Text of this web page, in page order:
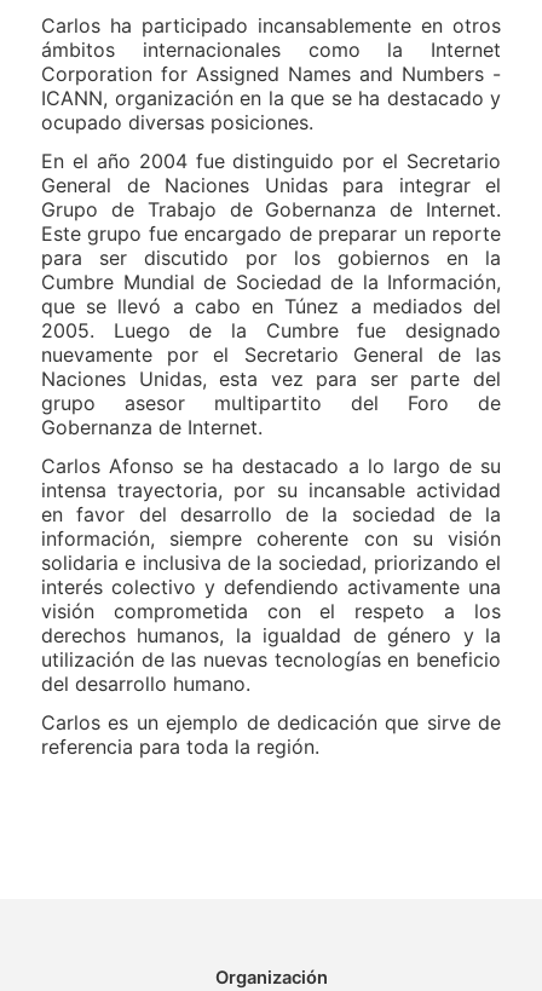
Carlos ha participado incansablemente en otros
ámbitos internacionales como la Internet
Corporation for Assigned Names and Numbers -
ICANN, organización en la que se ha destacado y
ocupado diversas posiciones.
En el año 2004 fue distinguido por el Secretario
General de Naciones Unidas para integrar el
Grupo de Trabajo de Gobernanza de Internet.
Este grupo fue encargado de preparar un reporte
para ser discutido por los gobiernos en la
Cumbre Mundial de Sociedad de la Información,
que se llevó a cabo en Túnez a mediados del
2005. Luego de la Cumbre fue designado
nuevamente por el Secretario General de las
Naciones Unidas, esta vez para ser parte del
grupo asesor multipartito del Foro de
Gobernanza de Internet.
Carlos Afonso se ha destacado a lo largo de su
intensa trayectoria, por su incansable actividad
en favor del desarrollo de la sociedad de la
información, siempre coherente con su visión
solidaria e inclusiva de la sociedad, priorizando el
interés colectivo y defendiendo activamente una
visión comprometida con el respeto a los
derechos humanos, la igualdad de género y la
utilización de las nuevas tecnologías en beneficio
del desarrollo humano.
Carlos es un ejemplo de dedicación que sirve de
referencia para toda la región.
Organización